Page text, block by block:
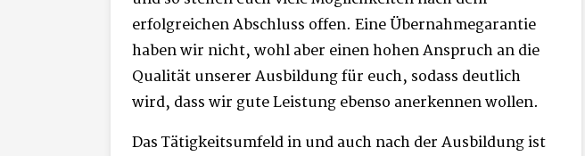
erfolgreichen Abschluss offen. Eine Übernahmegarantie
haben wir nicht, wohl aber einen hohen Anspruch an die
Qualität unserer Ausbildung für euch, sodass deutlich
wird, dass wir gute Leistung ebenso anerkennen wollen.
Das Tätigkeitsumfeld in und auch nach der Ausbildung ist